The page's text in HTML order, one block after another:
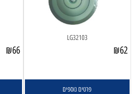
LG32103
₪62
פרטים נוספים
₪66